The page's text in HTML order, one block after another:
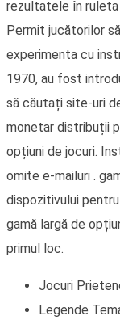
rezultatele în ruleta
Permit jucătorilor
experimenta cu
1970, au fost
să căutați site-uri
monetar distribuții
opțiuni de jocuri.
omite e-mailuri .
dispozitivului
gamă largă de
primul loc.
Jocuri
Legende